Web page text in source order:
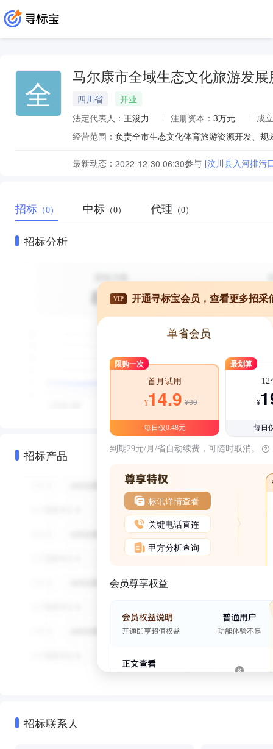
全 马尔康市全域生态文化旅游发展
四川省
开业
法定代表人： 王浚力 注册资本： 3万元
成
经营范围：
最新动态： 2022-12-30 06:30参与 [汶川县入河排污
招标 （0） 中标 （0） 代理 （0）
招标分析
招标产品
VIP 开通寻标宝会员，查看更多招采
单省会员
限购一次
首月试用
¥14.9 ¥39
每日仅0.48元
最划算
12
¥
每日
到期29元/月/省自动续费，可随时取消。
标讯详情查看
关键电话直连
甲方分析查询
会员尊享权益
招标联系人